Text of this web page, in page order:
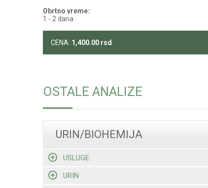
Obrtno vreme:
1 - 2 dana
CENA: 1,400.00 rsd
OSTALE ANALIZE
URIN/BIOHEMIJA
USLUGE
URIN